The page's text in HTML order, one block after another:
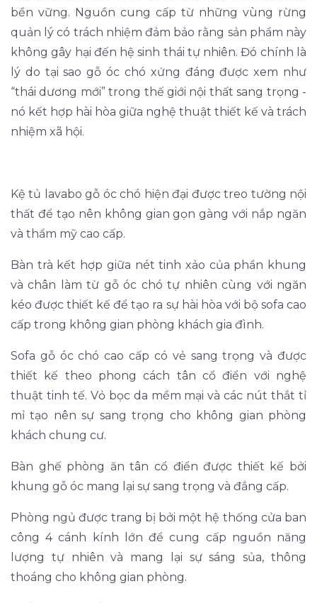
bền vững. Nguồn cung cấp từ những vùng rừng
quản lý có trách nhiệm đảm bảo rằng sản phẩm này
không gây hại đến hệ sinh thái tự nhiên. Đó chính là
lý do tại sao gỗ óc chó xứng đáng được xem như
“thái dương mới” trong thế giới nội thất sang trọng -
nó kết hợp hài hòa giữa nghệ thuật thiết kế và trách
nhiệm xã hội.
Kệ tủ lavabo gỗ óc chó hiện đại được treo tường nội
thất để tạo nên không gian gọn gàng với nắp ngăn
và thẩm mỹ cao cấp.
Bàn trà kết hợp giữa nét tinh xảo của phần khung
và chân làm từ gỗ óc chó tự nhiên cùng với ngăn
kéo được thiết kế để tạo ra sự hài hòa với bộ sofa cao
cấp trong không gian phòng khách gia đình.
Sofa gỗ óc chó cao cấp có vẻ sang trọng và được
thiết kế theo phong cách tân cổ điển với nghệ
thuật tinh tế. Vỏ bọc da mềm mại và các nút thắt tỉ
mỉ tạo nên sự sang trọng cho không gian phòng
khách chung cư.
Bàn ghế phòng ăn tân cổ điển được thiết kế bởi
khung gỗ óc mang lại sự sang trọng và đẳng cấp.
Phòng ngủ được trang bị bởi một hệ thống cửa ban
công 4 cánh kính lớn để cung cấp nguồn năng
lượng tự nhiên và mang lại sự sáng sủa, thông
thoáng cho không gian phòng.